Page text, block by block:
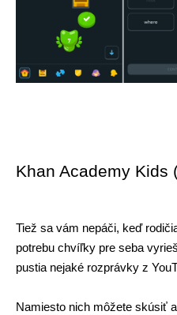
Khan Academy Kids
Tiež sa vám nepáči, keď
potrebu chvíľky pre seba
pustia nejaké rozprávky z
Namiesto nich môžete skúsiť